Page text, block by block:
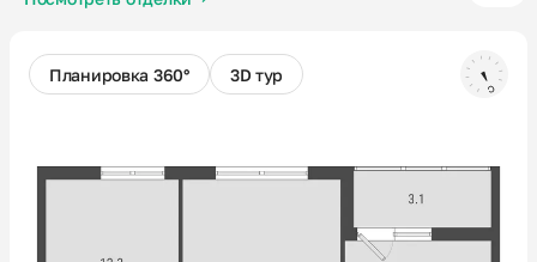
Проекты
Недвижимость
Планировка 360° 3D тур